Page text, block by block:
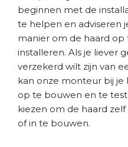
beginnen met de
te helpen en adviseren
manier om de haard
installeren. Als je liever
verzekerd wilt zijn van
kan onze monteur bij
op te bouwen en te
kiezen om de haard
of in te bouwen.